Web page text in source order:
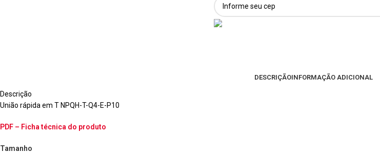
DESCRIÇÃOINFORMAÇÃO ADICIONAL
Descrição
União rápida em T NPQH-T-Q4-E-P10
PDF – Ficha técnica do produto
Tamanho